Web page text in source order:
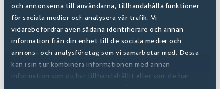
och annonserna till användarna, tillhandahålla funktioner
för sociala medier och analysera vår trafik. Vi
vidarebefordrar även sådana identifierare och annan
information från din enhet till de sociala medier och
annons- och analysföretag som vi samarbetar med. Dessa
kan i sin tur kombinera informationen med annan
information som du har tillhandahållit eller som de har
Everest White 60x60 såg
Från:972 SEK /m2